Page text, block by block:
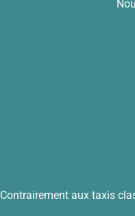
Contrairement aux taxis